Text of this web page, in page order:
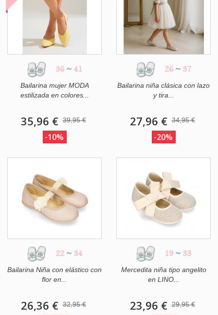
36 ~ 41
Bailarina mujer MODA
estilizada en colores...
35,96 € 39,95 €
-10%
26 ~ 37
Bailarina niña clásica con lazo
y tira...
27,96 € 34,95 €
-20%
22 ~ 34
Bailarina Niña con elástico con
flor en...
26,36 € 32,95 €
19 ~ 33
Mercedita niña tipo angelito
en LINO...
23,96 € 29,95 €